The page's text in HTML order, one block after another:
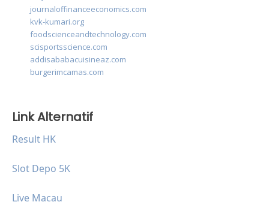
journaloffinanceeconomics.com
kvk-kumari.org
foodscienceandtechnology.com
scisportsscience.com
addisababacuisineaz.com
burgerimcamas.com
Link Alternatif
Result HK
Slot Depo 5K
Live Macau